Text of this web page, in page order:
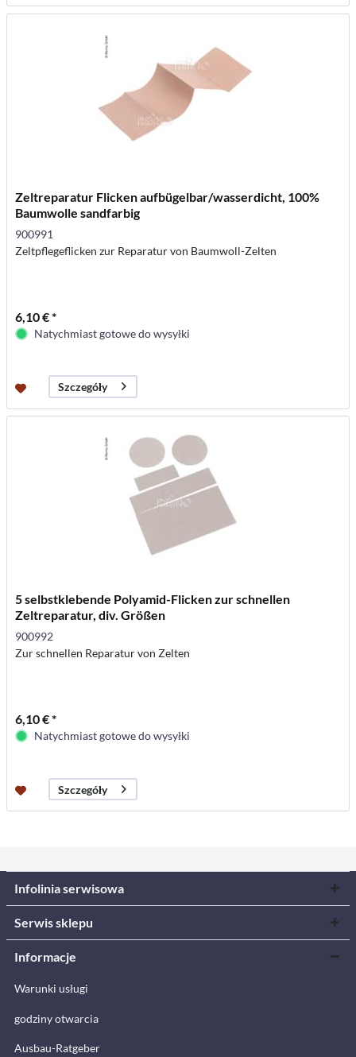
Zeltreparatur Flicken aufbügelbar/wasserdicht, 100%
Baumwolle sandfarbig
900991
Zeltpflegeflicken zur Reparatur von Baumwoll-Zelten
6,10 € *
Natychmiast gotowe do wysyłki
Szczegóły
5 selbstklebende Polyamid-Flicken zur schnellen
Zeltreparatur, div. Größen
900992
Zur schnellen Reparatur von Zelten
6,10 € *
Natychmiast gotowe do wysyłki
Szczegóły
Infolinia serwisowa
Serwis sklepu
Informacje
Warunki usługi
godziny otwarcia
Ausbau-Ratgeber